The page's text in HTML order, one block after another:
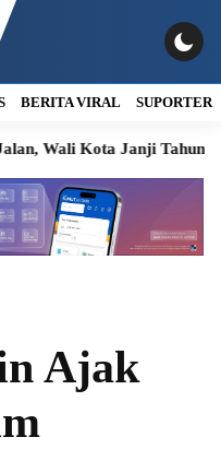
BERITA VIRAL SUPORTER
Kota Janji Tahun Ini
Ajak